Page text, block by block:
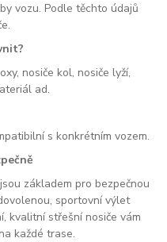
vozu. Podle těchto údajů
nosiče kol, nosiče lyží,
ad.
s konkrétním vozem.
jsou základem pro bezpečnou
sportovní výlet
kvalitní střešní nosiče vám
každé trase.